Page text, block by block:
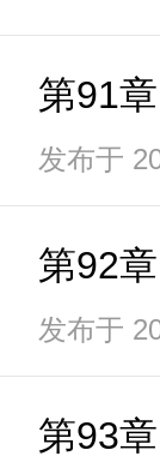
第91
发布于
第92
发布于
第93